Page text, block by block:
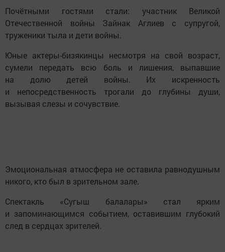
Почётными гостями стали: участник Великой
Отечественной войны Зайнак Аглиев с супругой,
труженики тыла и дети войны.
Юные актеры-бизякинцы несмотря на свой возраст,
сумели передать всю боль и лишения, выпавшие
на долю детей войны. Их искренность
и непосредственность трогали до глубины души,
вызывая слезы и сочувствие.
Эмоциональная атмосфера не оставила равнодушным
никого, кто был в зрительном зале.
Спектакль «Сугыш балалары» стал ярким
и запоминающимся событием, оставившим глубокий
след в сердцах зрителей.